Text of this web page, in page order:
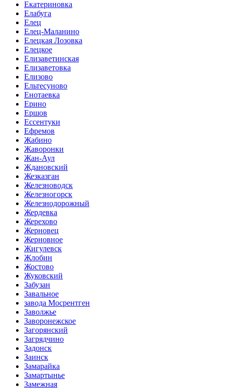
Екатериновка
Елабуга
Елец
Елец-Маланино
Елецкая Лозовка
Елецкое
Елизаветинская
Елизаветовка
Елизово
Ельтесуново
Енотаевка
Ерино
Ершов
Ессентуки
Ефремов
Жабино
Жаворонки
Жан-Аул
Ждановский
Жезказган
Железноводск
Железногорск
Железнодорожный
Жердевка
Жерехово
Жерновец
Жерновное
Жигулевск
Жлобин
Жостово
Жуковский
Забузан
Завальное
завода Мосрентген
Заволжье
Заворонежское
Загорянский
Загрядчино
Задонск
Заинск
Замарайка
Замартынье
Замежная